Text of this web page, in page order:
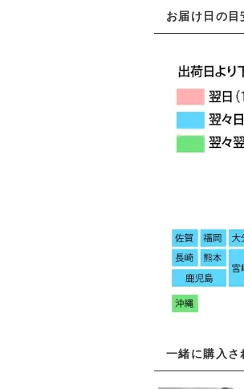
お届け日の目
一緒に購入さ